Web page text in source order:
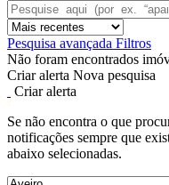
Pesquisa avançada Filtros
Não foram encontrados
Criar alerta Nova pesquisa
Criar alerta
Se não encontra o que
notificações sempre que
abaixo selecionadas.